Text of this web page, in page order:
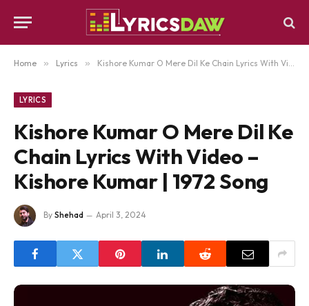
Home » Lyrics » Kishore Kumar O Mere Dil Ke Chain Lyrics With Video – Kishore Kumar | 1972 Song
LYRICS
Kishore Kumar O Mere Dil Ke
Chain Lyrics With Video –
Kishore Kumar | 1972 Song
By Shehad April 3, 2024